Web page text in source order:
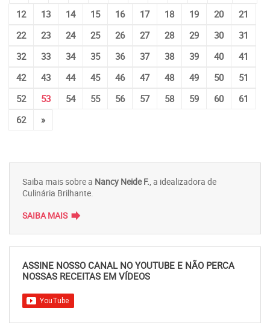
12
13 14 15 16 17 18 19 20
21
22
23 24 25 26 27 28 29 30
31
32
33 34 35 36 37 38 39 40
41
42
43 44 45 46 47 48 49 50
51
52
53 54 55 56 57 58 59 60
61
62
»
Saiba mais sobre a Nancy Neide F., a idealizadora de
Culinária Brilhante.
SAIBA MAIS forward
ASSINE NOSSO CANAL NO YOUTUBE E NÃO PERCA
NOSSAS RECEITAS EM VÍDEOS